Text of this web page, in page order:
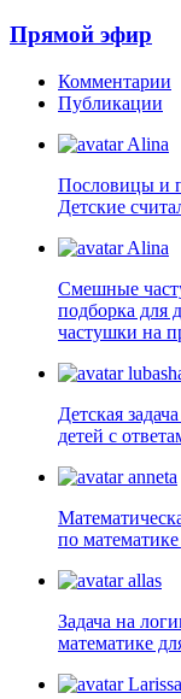
Прямой эфир
Комментарии
Публикации
Alina
Пословицы и
Детские
Alina
Смешные
подборка для
частушки на
Детская
детей с
anneta
по
allas
Задача на
математике
Larissa